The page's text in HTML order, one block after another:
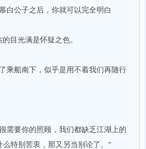
公子之后，你就可以完全明白
光满是怀疑之色。
船南下，似乎是用不着我们再随行
要你的照顾，我们都缺乏江湖上的
特别苦衷，那又另当别论了。”